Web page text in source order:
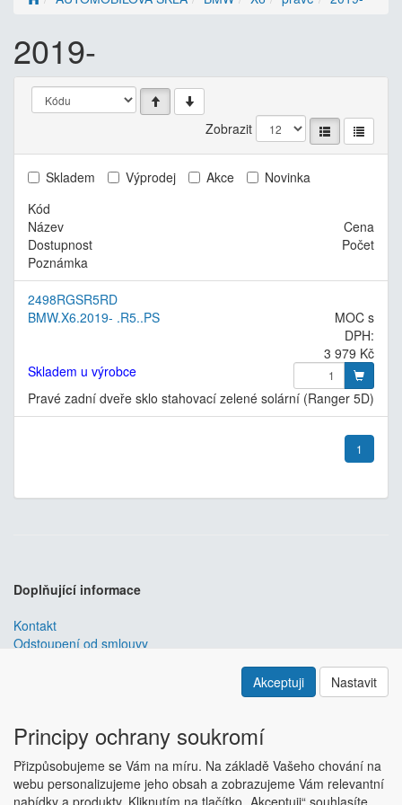
2019-
Zobrazit
Skladem Výprodej Akce
Novinka
Kód
Název
Cena
Dostupnost
Počet
Poznámka
2498RGSR5RD
BMW.X6.2019- .R5..PS
MOC s
DPH:
3 979 Kč
Skladem u výrobce
Pravé zadní dveře sklo stahovací zelené solární (Ranger 5D)
1
Doplňující informace
Kontakt
Odstoupení od smlouvy
je nejlepším řešením e-commerce pro informační
ESHOP dodáváme předpřipravený s uživatelsky příjemnou
responzivní šablonou, která se dá upravit a optimalizovat na míru.
Hlavní výhody? Přehlednost, intuitivní ovládání, administrace a
Akceptuji Nastavit
Principy ochrany soukromí
Přizpůsobujeme se Vám na míru. Na základě Vašeho chování na
webu personalizujeme jeho obsah a zobrazujeme Vám relevantní
nabídky a produkty. Kliknutím na tlačítko „Akceptuji“ souhlasíte